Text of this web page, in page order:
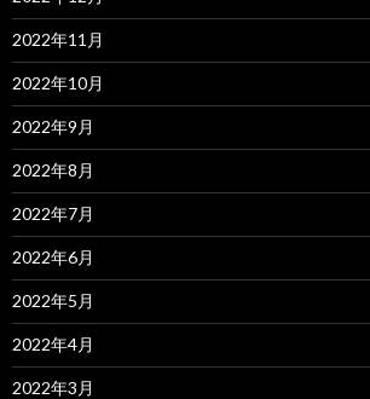
2022年11月
2022年10月
2022年9月
2022年8月
2022年7月
2022年6月
2022年5月
2022年4月
2022年3月